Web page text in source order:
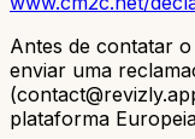
Antes de contatar
enviar uma
(
plataforma